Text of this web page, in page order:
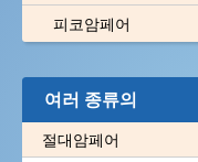
피코암페어
여러 종류의
절대암페어